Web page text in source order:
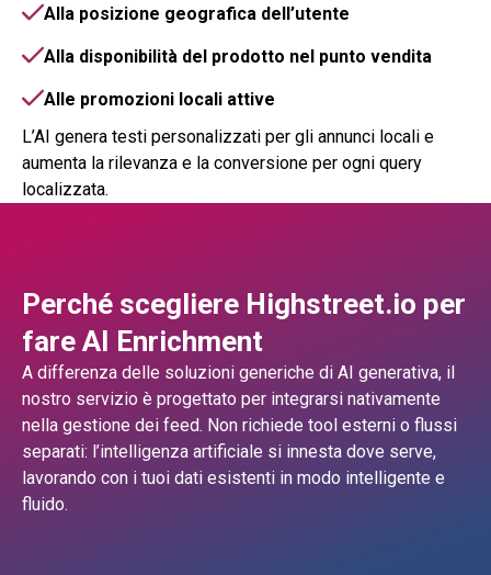
Alla posizione geografica dell’utente
Alla disponibilità del prodotto nel punto vendita
Alle promozioni locali attive
L’AI genera testi personalizzati per gli annunci locali e
aumenta la rilevanza e la conversione per ogni query
localizzata.
Perché scegliere Highstreet.io per
fare AI Enrichment
A differenza delle soluzioni generiche di AI generativa, il
nostro servizio è progettato per integrarsi nativamente
nella gestione dei feed. Non richiede tool esterni o flussi
separati: l’intelligenza artificiale si innesta dove serve,
lavorando con i tuoi dati esistenti in modo intelligente e
fluido.